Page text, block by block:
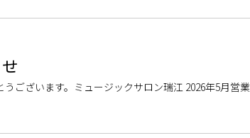
ございます。ミュージックサロン瑞江 2026年5月営
中もWEB […]